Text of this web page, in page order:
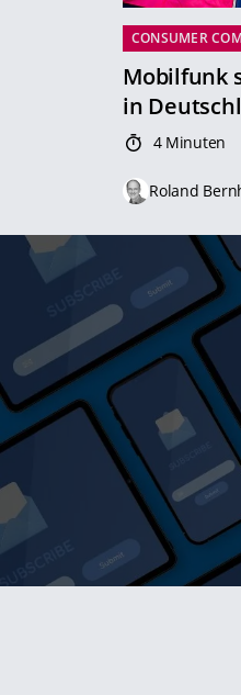
CONSUMER
Mobilfunk
in
4 Minuten
Roland